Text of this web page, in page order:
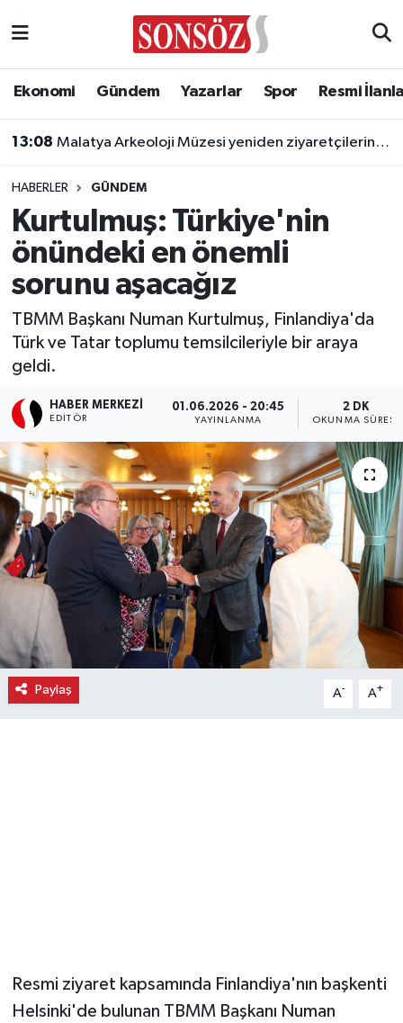
Ekonomi Gündem Yazarlar Spor Resmi
13:08 Malatya Arkeoloji Müzesi yeniden ziyaretçilerini ağırlayacak
HABERLER GÜNDEM
Kurtulmuş: Türkiye'nin
önündeki en önemli
sorunu aşacağız
TBMM Başkanı Numan Kurtulmuş, Finlandiya'da
Türk ve Tatar toplumu temsilcileriyle bir araya
geldi.
HABER MERKEZI
EDITÖR
01.06.2026 - 20:45
YAYINLANMA
2 DK
OKUNMA SÜRESI
Paylaş A- A+
Resmi ziyaret kapsamında Finlandiya'nın başkenti
Helsinki'de bulunan TBMM Başkanı Numan
Asayiş
Biyografi
Çevre
Diğer
Dünya
Eleman
Emlak
Gündem
Gurme
Haber
Seri İlan
Ankara Nöbetçi Eczaneler
Ankara Trafik Yoğunluk Haritası
Süper Lig Puan Durumu ve Fikstür
Tüm Manşetler
Son Dakika Haberleri